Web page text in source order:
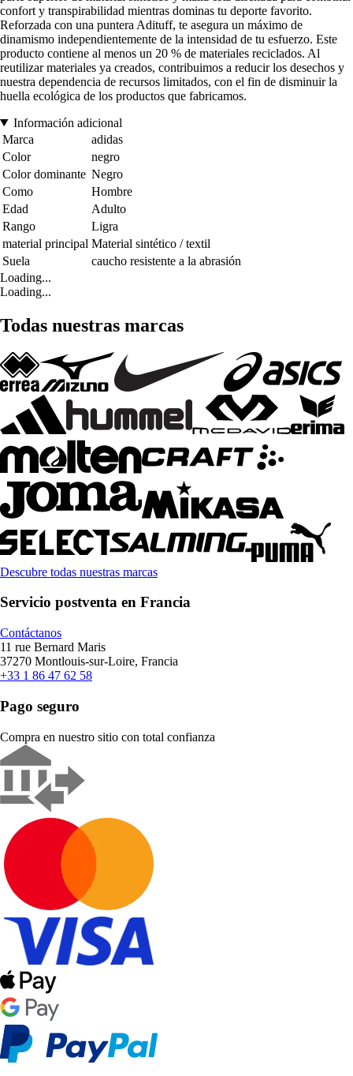
confort y transpirabilidad mientras dominas tu deporte favorito.
Reforzada con una puntera Adituff, te asegura un máximo de
dinamismo independientemente de la intensidad de tu esfuerzo. Este
producto contiene al menos un 20 % de materiales reciclados. Al
reutilizar materiales ya creados, contribuimos a reducir los desechos y
nuestra dependencia de recursos limitados, con el fin de disminuir la
huella ecológica de los productos que fabricamos.
Información adicional
Marca
adidas
Color
negro
Color dominante Negro
Como
Hombre
Edad
Adulto
Rango
Ligra
material principal Material sintético / textil
Suela
caucho resistente a la abrasión
Loading...
Loading...
Todas nuestras marcas
Descubre todas nuestras marcas
Servicio postventa en Francia
Contáctanos
11 rue Bernard Maris
37270 Montlouis-sur-Loire, Francia
+33 1 86 47 62 58
Pago seguro
Compra en nuestro sitio con total confianza